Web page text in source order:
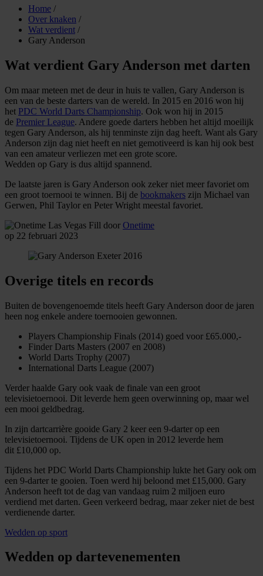
Home /
Over knaken /
Wat verdient /
Gary Anderson
Wat verdient Gary Anderson met darten
Om maar meteen met de deur in huis te vallen, Gary Anderson is
een van de beste darters van de wereld. In 2015 en 2016 won hij
het PDC World Darts Championship. Ook won hij in 2015
de Premier League. Andere goede darters hebben het altijd moeilijk
tegen Gary Anderson, als hij tenminste zijn dag heeft. Want als Gary
Anderson zijn dag niet heeft en niet gemotiveerd is kan hij ook best
van een amateur verliezen met een grote score.
Wedden op Gary is dus altijd spannend.
De laatste jaren is Gary Anderson ook zeker niet meer favoriet om
een groot toernooi te winnen. Bij de bookmakers zijn Michael van
Gerwen, Phil Taylor en Peter Wright meestal favoriet.
door Onetime
op 22 februari 2023
Overige titels en records
Buiten de bovengenoemde titels heeft Gary Anderson door de jaren
heen nog enkele andere toernooien gewonnen.
Players Championship Finals (2014) goed voor £65.000,-
Finder Darts Masters (2007 en 2008)
World Darts Trophy (2007)
International Darts League (2007)
Verder haalde Gary ook vaak de finale van een groot
televisietoernooi. Dit leverde hem geen overwinning op, maar wel
een mooi geldbedrag.
In zijn dartcarrière gooide Gary 2 keer een 9-darter op een
televisietoernooi. Tijdens de UK open in 2012 leverde hem
dit £10,000 op.
Tijdens het PDC World Darts Championship lukte het Gary ook om
een 9-darter te gooien. Toen werd hij beloond met £15,000. Gary
Anderson heeft tot de dag van vandaag ruim 2 miljoen euro
verdiend met darten. Geen verkeerd bedrag, maar zeker niet de best
verdienende darter.
Wedden op sport
Wedden op dartevenementen